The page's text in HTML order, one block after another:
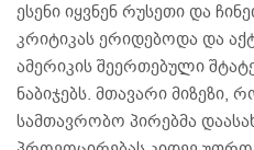
ესენი იყვნენ რუსეთი და
კრიტიკას ერიდებოდა და
ამერიკის შეერთებული
ნაბიჯებს. მთავარი მიზეზი,
სამთავრობო პირებმა